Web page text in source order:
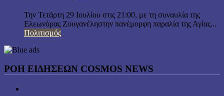
Την Τετάρτη 29 Ιουλίου στις 21:00, με τη συναυλία της
Ελεωνόρας Ζουγανέληστην πανέμορφη παραλία της Αγίας...
Πολιτισμός
ΡΟΗ ΕΙΔΗΣΕΩΝ COSMOS NEWS